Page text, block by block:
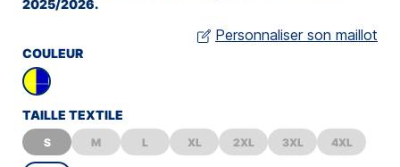
2025/2026.
Personnaliser son maillot
COULEUR
TAILLE TEXTILE
S M L XL 2XL 3XL 4XL